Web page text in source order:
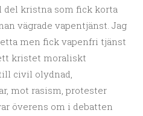
kristna som fick korta
vägrade vapentjänst. Jag
men fick vapenfri tjänst
kristet moraliskt
civil olydnad,
mot rasism, protester
överens om i debatten